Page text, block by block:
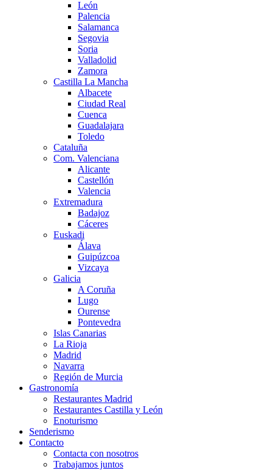
León
Palencia
Salamanca
Segovia
Soria
Valladolid
Zamora
Castilla La Mancha
Albacete
Ciudad Real
Cuenca
Guadalajara
Toledo
Cataluña
Com. Valenciana
Alicante
Castellón
Valencia
Extremadura
Badajoz
Cáceres
Euskadi
Álava
Guipúzcoa
Vizcaya
Galicia
A Coruña
Lugo
Ourense
Pontevedra
Islas Canarias
La Rioja
Madrid
Navarra
Región de Murcia
Gastronomía
Restaurantes Madrid
Restaurantes Castilla y León
Enoturismo
Senderismo
Contacto
Contacta con nosotros
Trabajamos juntos